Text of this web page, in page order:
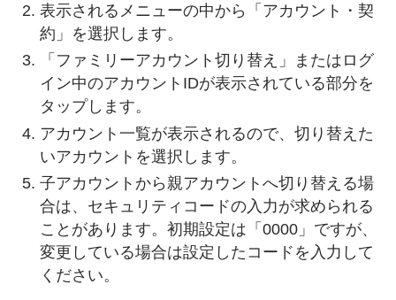
表示されるメニューの中から「アカウント・契
約」を選択します。
「ファミリーアカウント切り替え」またはログ
イン中のアカウントIDが表示されている部分を
タップします。
アカウント一覧が表示されるので、切り替えた
いアカウントを選択します。
子アカウントから親アカウントへ切り替える場
合は、セキュリティコードの入力が求められる
ことがあります。初期設定は「0000」ですが、
変更している場合は設定したコードを入力して
ください。